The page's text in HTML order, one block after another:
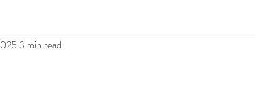
3 min read